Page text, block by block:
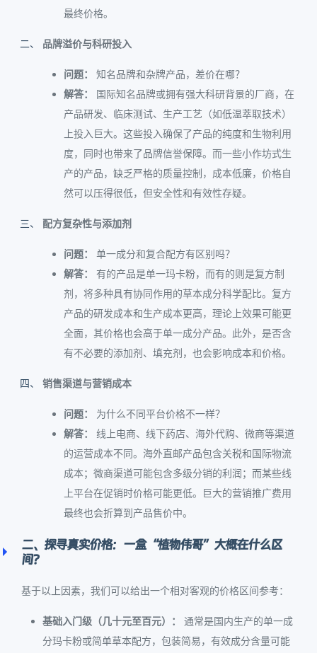
最终价格。
品牌溢价与科研投入
问题：
知名品牌和杂牌产品，差价在哪？
解答：
国际知名品牌或拥有强大科研背景的厂商，在
产品研发、临床测试、生产工艺（如低温萃取技术）
上投入巨大。这些投入确保了产品的纯度和生物利用
度，同时也带来了品牌信誉保障。而一些小作坊式生
产的产品，缺乏严格的质量控制，成本低廉，价格自
然可以压得很低，但安全性和有效性存疑。
配方复杂性与添加剂
问题：
单一成分和复合配方有区别吗？
解答：
有的产品是单一玛卡粉，而有的则是复方制
剂，将多种具有协同作用的草本成分科学配比。复方
产品的研发成本和生产成本更高，理论上效果可能更
全面，其价格也会高于单一成分产品。此外，是否含
有不必要的添加剂、填充剂，也会影响成本和价格。
销售渠道与营销成本
问题：
为什么不同平台价格不一样？
解答：
线上电商、线下药店、海外代购、微商等渠道
的运营成本不同。海外直邮产品包含关税和国际物流
成本；微商渠道可能包含多级分销的利润；而某些线
上平台在促销时价格可能更低。巨大的营销推广费用
最终也会折算到产品售价中。
二、探寻真实价格：一盒“植物伟哥”大概在什么区
间？
基于以上因素，我们可以给出一个相对客观的价格区间参考：
基础入门级（几十元至百元）：
通常是国内生产的单一成
分玛卡粉或简单草本配方，包装简易，有效成分含量可能